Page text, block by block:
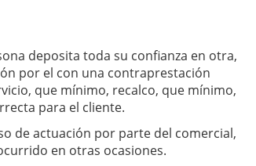
deposita toda su confianza en otra,
por el con una contraprestación
que mínimo, recalco, que mínimo,
para el cliente.
de actuación por parte del comercial,
en otras ocasiones.